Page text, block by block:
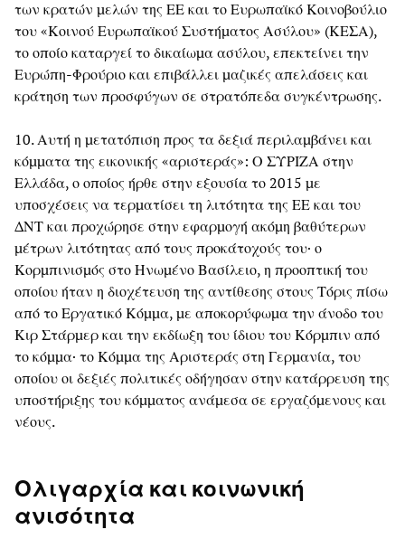
των κρατών μελών της ΕΕ και το Ευρωπαϊκό Κοινοβούλιο
του «Κοινού Ευρωπαϊκού Συστήματος Ασύλου» (ΚΕΣΑ),
το οποίο καταργεί το δικαίωμα ασύλου, επεκτείνει την
Ευρώπη-Φρούριο και επιβάλλει μαζικές απελάσεις και
κράτηση των προσφύγων σε στρατόπεδα συγκέντρωσης.
10. Αυτή η μετατόπιση προς τα δεξιά περιλαμβάνει και
κόμματα της εικονικής «αριστεράς»: Ο ΣΥΡΙΖΑ στην
Ελλάδα, ο οποίος ήρθε στην εξουσία το 2015 με
υποσχέσεις να τερματίσει τη λιτότητα της ΕΕ και του
ΔΝΤ και προχώρησε στην εφαρμογή ακόμη βαθύτερων
μέτρων λιτότητας από τους προκάτοχούς του· ο
Κορμπινισμός στο Ηνωμένο Βασίλειο, η προοπτική του
οποίου ήταν η διοχέτευση της αντίθεσης στους Τόρις πίσω
από το Εργατικό Κόμμα, με αποκορύφωμα την άνοδο του
Κιρ Στάρμερ και την εκδίωξη του ίδιου του Κόρμπιν από
το κόμμα· το Κόμμα της Αριστεράς στη Γερμανία, του
οποίου οι δεξιές πολιτικές οδήγησαν στην κατάρρευση της
υποστήριξης του κόμματος ανάμεσα σε εργαζόμενους και
νέους.
Ολιγαρχία και κοινωνική
ανισότητα